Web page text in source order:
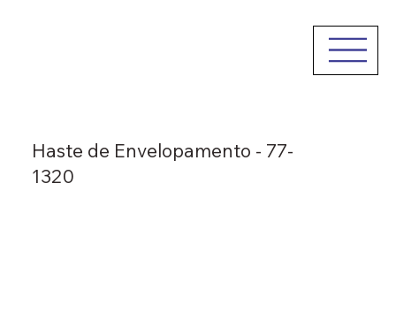
Haste de Envelopamento - 77-
1320